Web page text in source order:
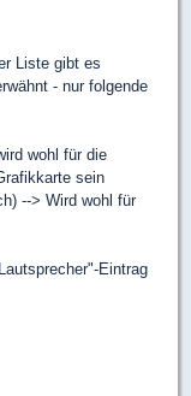
Liste gibt es
- nur folgende
wohl für die
sein
--> Wird wohl für
Eintrag